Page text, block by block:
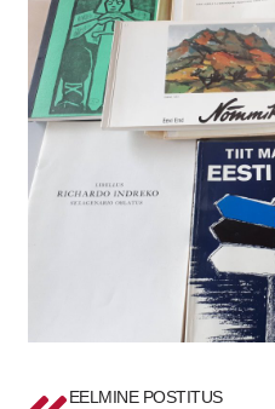
Prev
EELMINE POSTITUS